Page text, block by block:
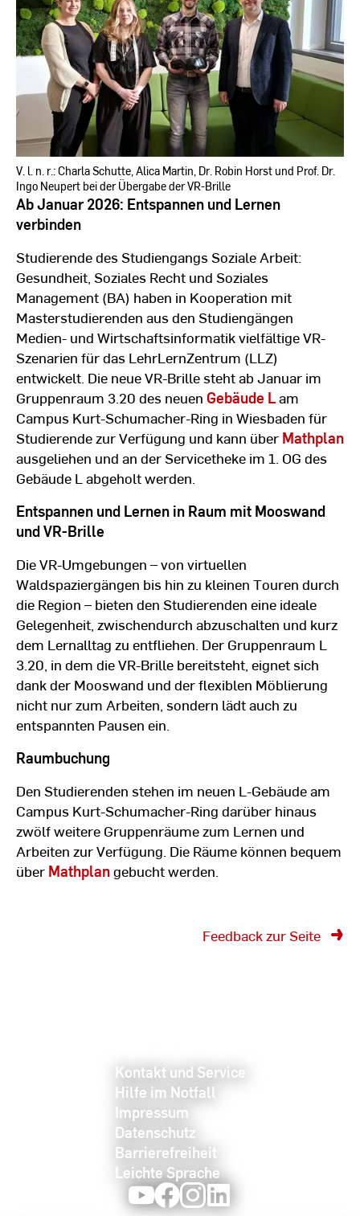
Hochschule
RheinMain
V. l. n. r.: Charla Schutte, Alica Martin, Dr. Robin Horst und Prof. Dr.
Ingo Neupert bei der Übergabe der VR-Brille
Ab Januar 2026: Entspannen und Lernen
verbinden
Studierende des Studiengangs Soziale Arbeit:
Gesundheit, Soziales Recht und Soziales
Management (BA) haben in Kooperation mit
Masterstudierenden aus den Studiengängen
Medien- und Wirtschaftsinformatik vielfältige VR-
Szenarien für das LehrLernZentrum (LLZ)
entwickelt. Die neue VR-Brille steht ab Januar im
Gruppenraum 3.20 des neuen Gebäude Lam
Campus Kurt-Schumacher-Ring in Wiesbaden für
Studierende zur Verfügung und kann über Mathplan
ausgeliehen und an der Servicetheke im 1. OG des
Gebäude L abgeholt werden.
Entspannen und Lernen in Raum mit Mooswand
und VR-Brille
Die VR-Umgebungen – von virtuellen
Waldspaziergängen bis hin zu kleinen Touren durch
die Region – bieten den Studierenden eine ideale
Gelegenheit, zwischendurch abzuschalten und kurz
dem Lernalltag zu entfliehen. Der Gruppenraum L
3.20, in dem die VR-Brille bereitsteht, eignet sich
dank der Mooswand und der flexiblen Möblierung
nicht nur zum Arbeiten, sondern lädt auch zu
entspannten Pausen ein.
Raumbuchung
Den Studierenden stehen im neuen L-Gebäude am
Campus Kurt-Schumacher-Ring darüber hinaus
zwölf weitere Gruppenräume zum Lernen und
Arbeiten zur Verfügung. Die Räume können bequem
über Mathplangebucht werden.
Feedback zur Seite
Kontakt und Service
Hilfe im Notfall
Impressum
Datenschutz
Barrierefreiheit
Leichte Sprache
YoutubeFacebookInstagram